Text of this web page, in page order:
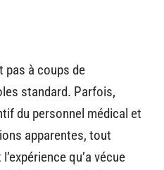
pas à coups de
standard. Parfois,
du personnel médical et
apparentes, tout
qu’a vécue